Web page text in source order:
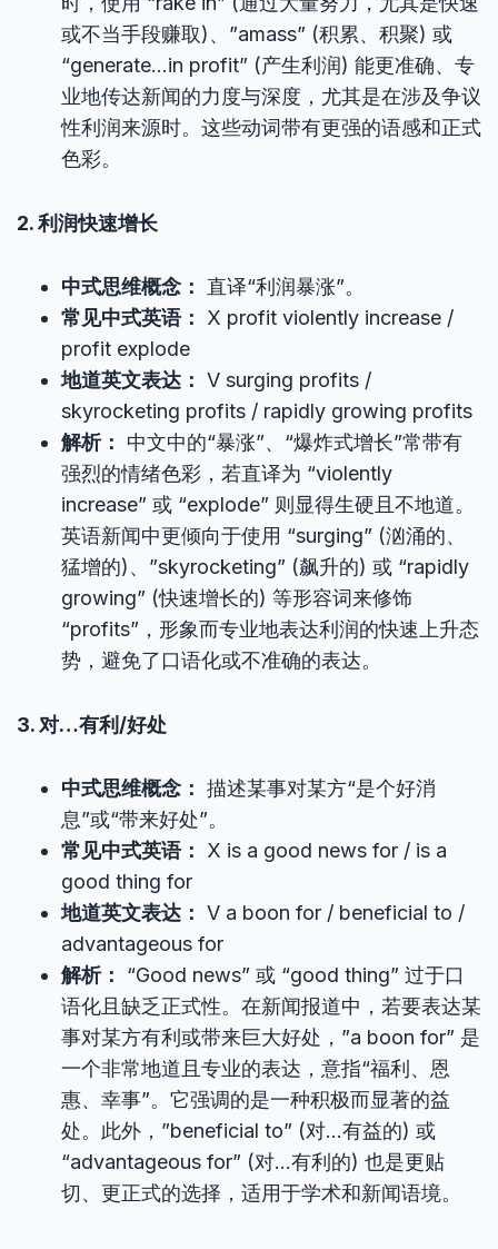
或不当手段赚取)、”amass” (积累、积聚) 或
“generate…in profit” (产生利润) 能更准确、专
业地传达新闻的力度与深度，尤其是在涉及争议
性利润来源时。这些动词带有更强的语感和正式
色彩。
2. 利润快速增长
中式思维概念：
直译“利润暴涨”。
常见中式英语：
X profit violently increase /
profit explode
地道英文表达： V surging profits /
skyrocketing profits / rapidly growing profits
解析：
中文中的“暴涨”、“爆炸式增长”常带有
强烈的情绪色彩，若直译为 “violently
increase” 或 “explode” 则显得生硬且不地道。
英语新闻中更倾向于使用 “surging” (汹涌的、
猛增的)、”skyrocketing” (飙升的) 或 “rapidly
growing” (快速增长的) 等形容词来修饰
“profits”，形象而专业地表达利润的快速上升态
势，避免了口语化或不准确的表达。
3. 对…有利/好处
中式思维概念： 描述某事对某方“是个好消
息”或“带来好处”。
常见中式英语：
X is a good news for / is a
good thing for
地道英文表达： V a boon for / beneficial to /
advantageous for
解析：
“Good news” 或 “good thing” 过于口
语化且缺乏正式性。在新闻报道中，若要表达某
事对某方有利或带来巨大好处，”a boon for” 是
一个非常地道且专业的表达，意指“福利、恩
惠、幸事”。它强调的是一种积极而显著的益
处。此外，”beneficial to” (对…有益的) 或
“advantageous for” (对…有利的) 也是更贴
切、更正式的选择，适用于学术和新闻语境。